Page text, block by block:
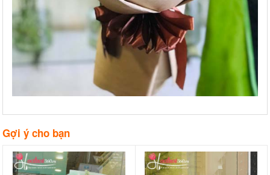
Gợi ý cho bạn